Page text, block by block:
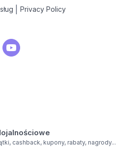
Privacy Policy
cashback, kupony, rabaty, nagrody...